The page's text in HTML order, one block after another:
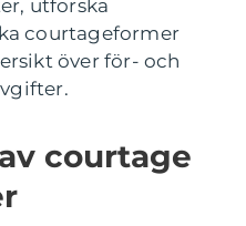
utforska
courtageformer
över för- och
courtage